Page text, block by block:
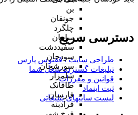
بن
جونقان
چلگرد
سامان
سفیددشت
سودجان
سورشجان
شلمزار
طاقانک
فارسان
فرادبنه
دسترسی سریع
طراحی سایت :‌ ققنوس پارس
تبلیغات گسترده شغل شما
قوانین و مقررات
ثبت اینماد
لیست سایتهای تبلیغاتی